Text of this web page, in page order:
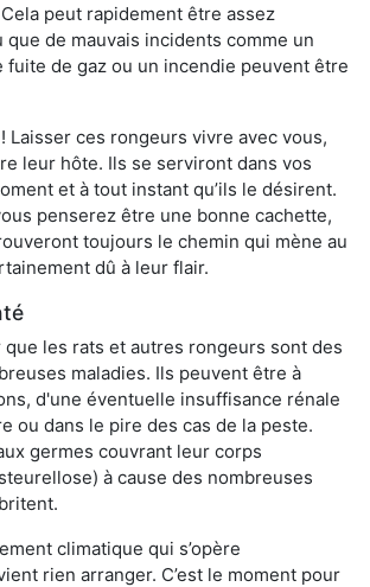
peut rapidement être assez
que de mauvais incidents comme un
de gaz ou un incendie peuvent être
! Laisser ces rongeurs vivre avec vous,
leur hôte. Ils se serviront dans vos
et à tout instant qu’ils le désirent.
penserez être une bonne cachette,
toujours le chemin qui mène au
dû à leur flair.
que les rats et autres rongeurs sont des
maladies. Ils peuvent être à
d'une éventuelle insuffisance rénale
ou dans le pire des cas de la peste.
germes couvrant leur corps
à cause des nombreuses
climatique qui s’opère
rien arranger. C’est le moment pour